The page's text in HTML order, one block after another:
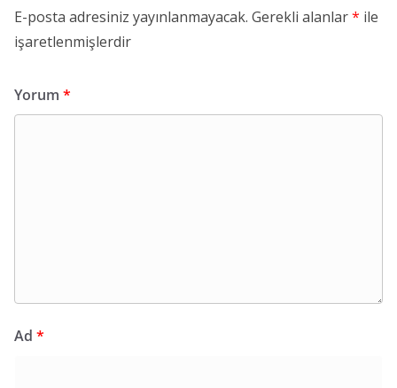
E-posta adresiniz yayınlanmayacak. Gerekli alanlar* ile
işaretlenmişlerdir
Yorum *
Ad *